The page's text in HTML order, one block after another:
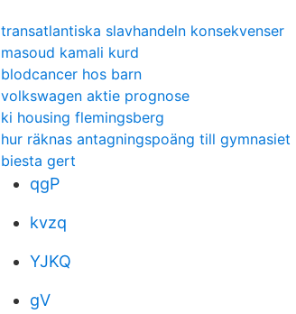
transatlantiska slavhandeln konsekvenser
masoud kamali kurd
blodcancer hos barn
volkswagen aktie prognose
ki housing flemingsberg
hur räknas antagningspoäng till gymnasiet
biesta gert
qgP
kvzq
YJKQ
gV